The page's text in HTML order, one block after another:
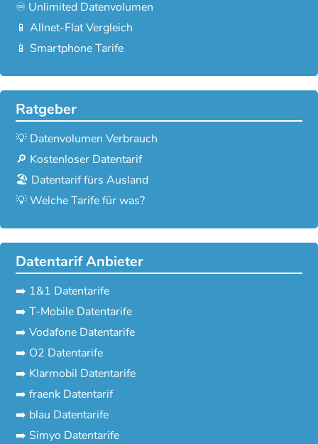
♾️ Unlimited Datenvolumen
📱 Allnet-Flat Vergleich
📱 Smartphone Tarife
Ratgeber
💡 Datenvolumen Verbrauch
🔎 Kostenloser Datentarif
🏖️ Datentarif fürs Ausland
💡 Welche Tarife für was?
Datentarif Anbieter
➡️ 1&1 Datentarife
➡️ T-Mobile Datentarife
➡️ Vodafone Datentarife
➡️ O2 Datentarife
➡️ Klarmobil Datentarife
➡️ fraenk Datentarif
➡️ blau Datentarife
➡️ Simyo Datentarife